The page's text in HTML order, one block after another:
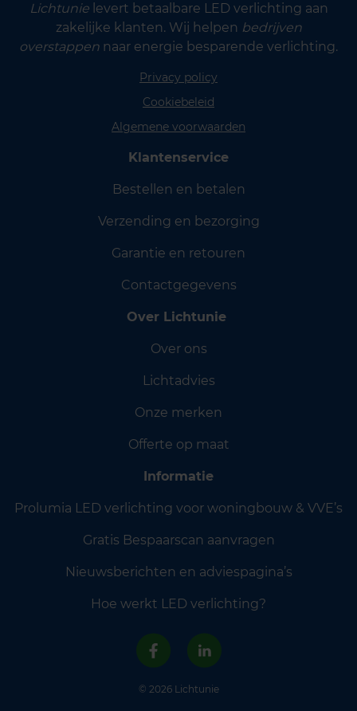
Lichtunielevert betaalbare LED verlichting aan
zakelijke klanten. Wij helpen bedrijven
overstappen naar energie besparende verlichting.
Privacy policy
Cookiebeleid
Algemene voorwaarden
Klantenservice
Bestellen en betalen
Verzending en bezorging
Garantie en retouren
Contactgegevens
Over Lichtunie
Over ons
Lichtadvies
Onze merken
Offerte op maat
Informatie
Prolumia LED verlichting voor woningbouw & VVE’s
Gratis Bespaarscan aanvragen
Nieuwsberichten en adviespagina’s
Hoe werkt LED verlichting?
© 2026 Lichtunie